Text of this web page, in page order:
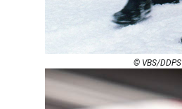
© VBS/DDPS